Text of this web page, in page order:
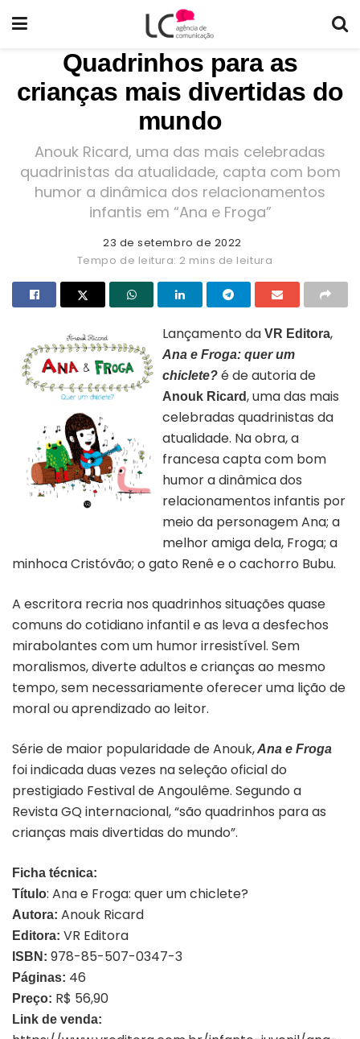
Quadrinhos para as
crianças mais divertidas do
mundo
Anouk Ricard, uma das mais celebradas
quadrinistas da atualidade, capta com bom
humor a dinâmica dos relacionamentos
infantis em “Ana e Froga”
23 de setembro de 2022
Tempo de leitura: 2 mins de leitura
Lançamento da VR Editora,
Ana e Froga: quer um
chiclete? é de autoria de
Anouk Ricard, uma das mais
celebradas quadrinistas da
atualidade. Na obra, a
francesa capta com bom
humor a dinâmica dos
relacionamentos infantis por
meio da personagem Ana; a
melhor amiga dela, Froga; a
minhoca Cristóvão; o gato Renê e o cachorro Bubu.
A escritora recria nos quadrinhos situações quase
comuns do cotidiano infantil e as leva a desfechos
mirabolantes com um humor irresistível. Sem
moralismos, diverte adultos e crianças ao mesmo
tempo, sem necessariamente oferecer uma lição de
moral ou aprendizado ao leitor.
Série de maior popularidade de Anouk,Ana e Froga
foi indicada duas vezes na seleção oficial do
prestigiado Festival de Angoulême. Segundo a
Revista GQ internacional, “são quadrinhos para as
crianças mais divertidas do mundo”.
Ficha técnica:
Título: Ana e Froga: quer um chiclete?
Autora: Anouk Ricard
Editora: VR Editora
ISBN: 978-85-507-0347-3
Páginas: 46
Preço: R$ 56,90
Link de venda: